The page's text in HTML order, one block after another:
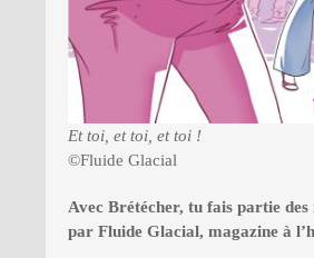
Et toi, et toi, et toi !
©Fluide Glacial
Avec Brétécher, tu fais partie des
par Fluide Glacial, magazine à